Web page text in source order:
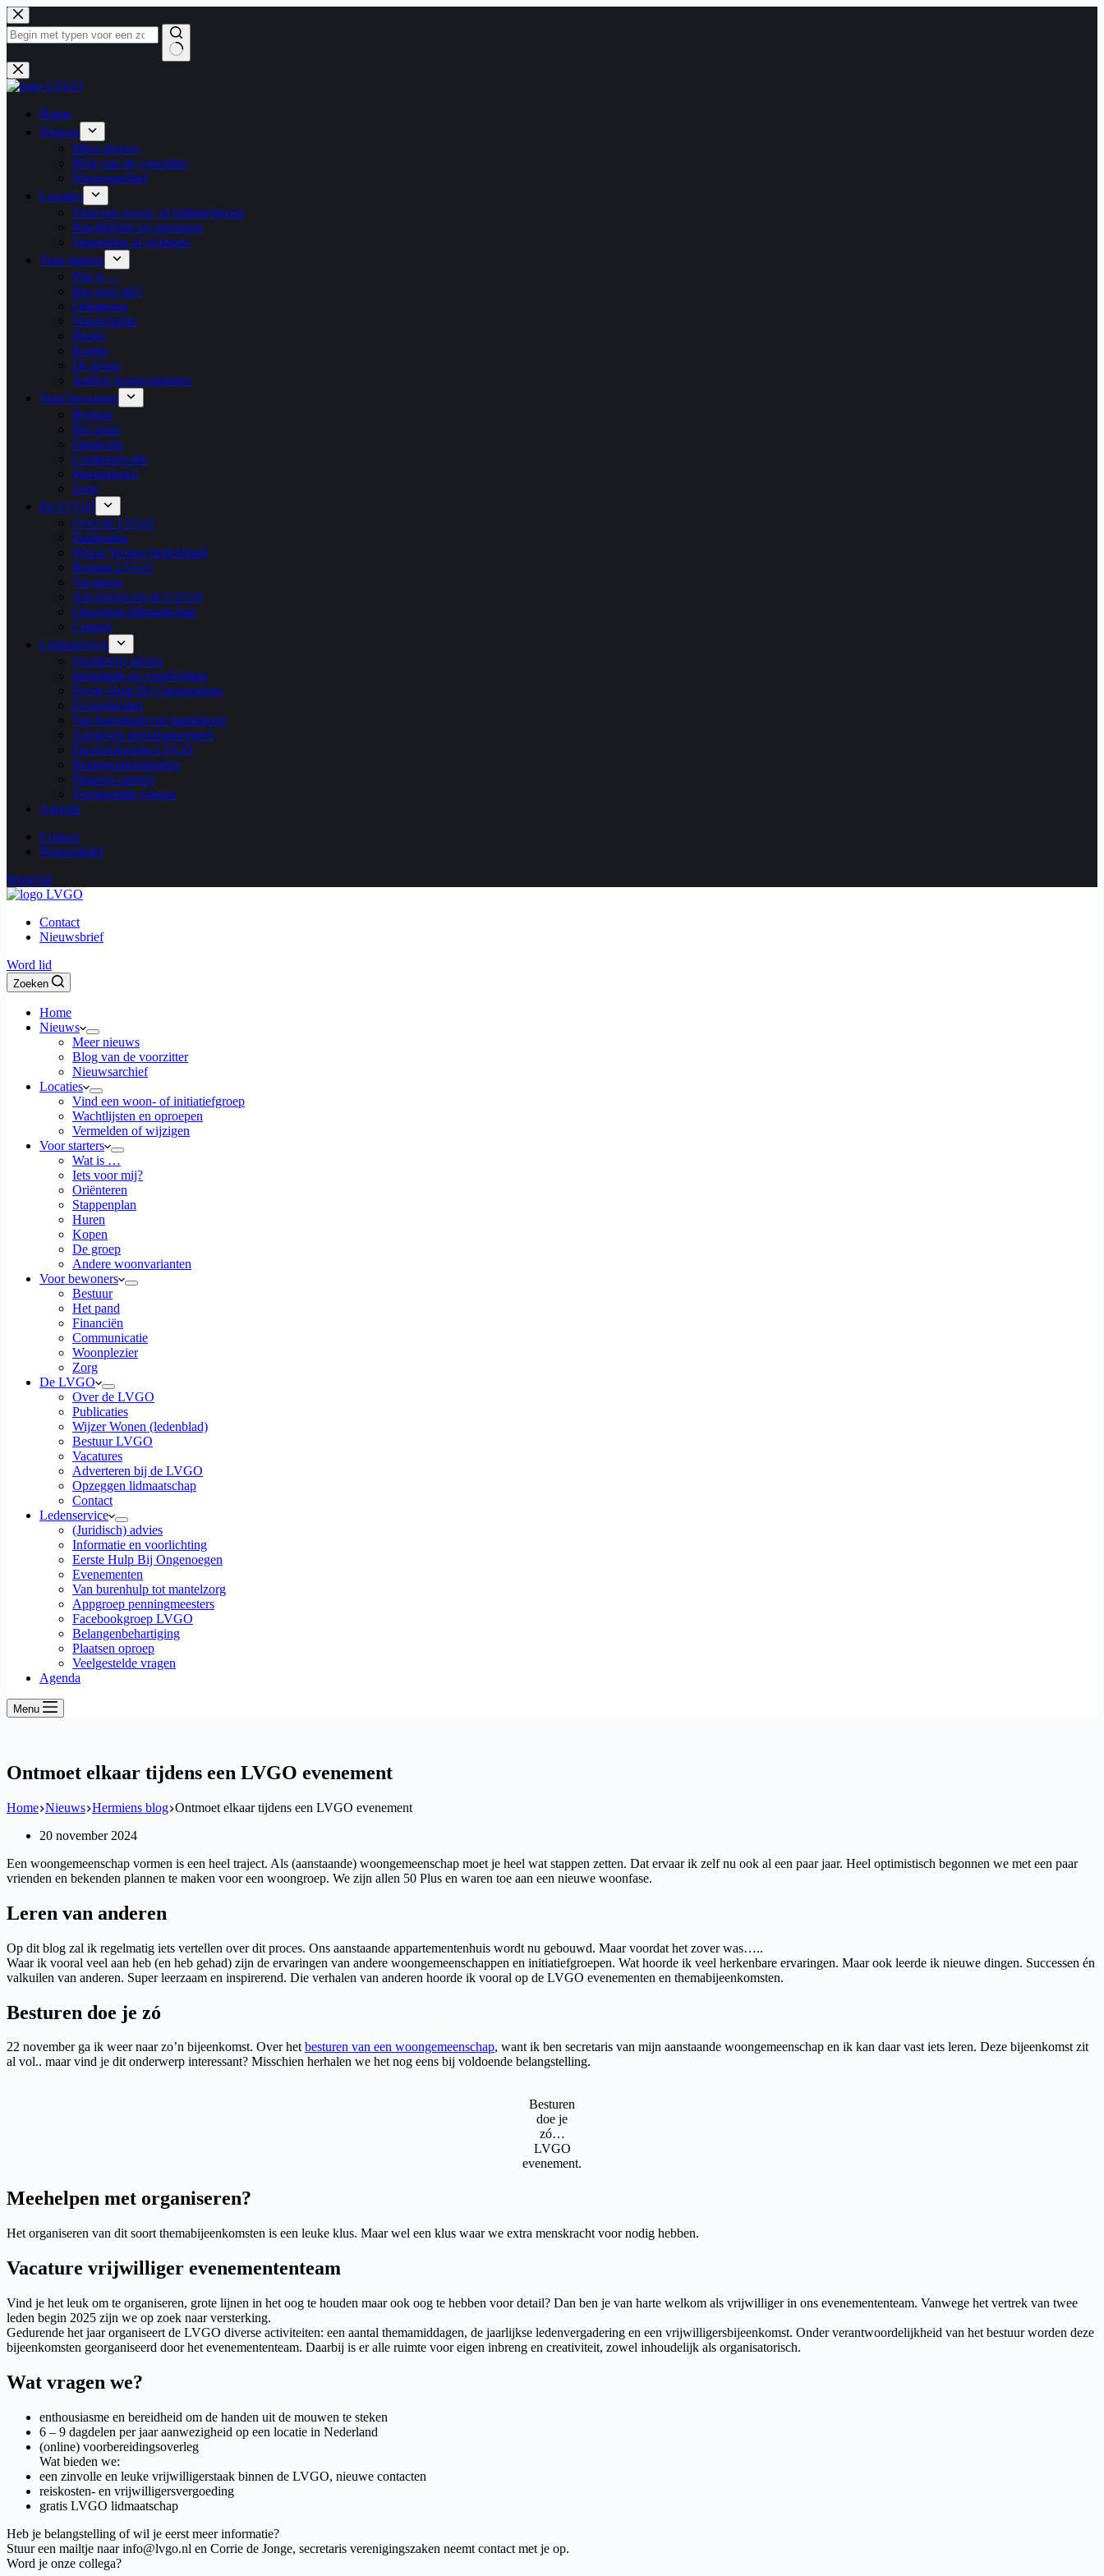
Ga
naar
de
Geen
resultaten
Home
Nieuws
Meer nieuws
Blog van de voorzitter
Nieuwsarchief
Locaties
Vind een woon- of initiatiefgroep
Wachtlijsten en oproepen
Vermelden of wijzigen
Voor starters
Wat is …
Iets voor mij?
Oriënteren
Stappenplan
Huren
Kopen
De groep
Andere woonvarianten
Voor bewoners
Bestuur
Het pand
Financiën
Communicatie
Woonplezier
Zorg
De LVGO
Over de LVGO
Publicaties
Wijzer Wonen (ledenblad)
Bestuur LVGO
Vacatures
Adverteren bij de LVGO
Opzeggen lidmaatschap
Contact
Ledenservice
(Juridisch) advies
Informatie en voorlichting
Eerste Hulp Bij Ongenoegen
Evenementen
Van burenhulp tot mantelzorg
Appgroep penningmeesters
Facebookgroep LVGO
Belangenbehartiging
Plaatsen oproep
Veelgestelde vragen
Agenda
Contact
Nieuwsbrief
Word lid
Contact
Nieuwsbrief
Word lid
Zoeken
Home
Nieuws
Meer nieuws
Blog van de voorzitter
Nieuwsarchief
Locaties
Vind een woon- of initiatiefgroep
Wachtlijsten en oproepen
Vermelden of wijzigen
Voor starters
Wat is …
Iets voor mij?
Oriënteren
Stappenplan
Huren
Kopen
De groep
Andere woonvarianten
Voor bewoners
Bestuur
Het pand
Financiën
Communicatie
Woonplezier
Zorg
De LVGO
Over de LVGO
Publicaties
Wijzer Wonen (ledenblad)
Bestuur LVGO
Vacatures
Adverteren bij de LVGO
Opzeggen lidmaatschap
Contact
Ledenservice
(Juridisch) advies
Informatie en voorlichting
Eerste Hulp Bij Ongenoegen
Evenementen
Van burenhulp tot mantelzorg
Appgroep penningmeesters
Facebookgroep LVGO
Belangenbehartiging
Plaatsen oproep
Veelgestelde vragen
Agenda
Menu
Ontmoet elkaar tijdens een LVGO evenement
Home Nieuws Hermiens blog Ontmoet elkaar tijdens een LVGO evenement
20 november 2024
Een woongemeenschap vormen is een heel traject. Als (aanstaande) woongemeenschap moet je heel wat stappen zetten. Dat ervaar ik zelf nu ook al een paar jaar. Heel optimistisch begonnen we met een paar
vrienden en bekenden plannen te maken voor een woongroep. We zijn allen 50 Plus en waren toe aan een nieuwe woonfase.
Leren van anderen
Op dit blog zal ik regelmatig iets vertellen over dit proces. Ons aanstaande appartementenhuis wordt nu gebouwd. Maar voordat het zover was…..
Waar ik vooral veel aan heb (en heb gehad) zijn de ervaringen van andere woongemeenschappen en initiatiefgroepen. Wat hoorde ik veel herkenbare ervaringen. Maar ook leerde ik nieuwe dingen. Successen én
valkuilen van anderen. Super leerzaam en inspirerend. Die verhalen van anderen hoorde ik vooral op de LVGO evenementen en themabijeenkomsten.
Besturen doe je zó
22 november ga ik weer naar zo’n bijeenkomst. Over hetbesturen van een woongemeenschap, want ik ben secretaris van mijn aanstaande woongemeenschap en ik kan daar vast iets leren. Deze bijeenkomst zit
al vol.. maar vind je dit onderwerp interessant? Misschien herhalen we het nog eens bij voldoende belangstelling.
Besturen
doe je
zó…
LVGO
evenement.
Meehelpen met organiseren?
Het organiseren van dit soort themabijeenkomsten is een leuke klus. Maar wel een klus waar we extra menskracht voor nodig hebben.
Vacature vrijwilliger evenemententeam
Vind je het leuk om te organiseren, grote lijnen in het oog te houden maar ook oog te hebben voor detail? Dan ben je van harte welkom als vrijwilliger in ons evenemententeam. Vanwege het vertrek van twee
leden begin 2025 zijn we op zoek naar versterking.
Gedurende het jaar organiseert de LVGO diverse activiteiten: een aantal themamiddagen, de jaarlijkse ledenvergadering en een vrijwilligersbijeenkomst. Onder verantwoordelijkheid van het bestuur worden deze
bijeenkomsten georganiseerd door het evenemententeam. Daarbij is er alle ruimte voor eigen inbreng en creativiteit, zowel inhoudelijk als organisatorisch.
Wat vragen we?
enthousiasme en bereidheid om de handen uit de mouwen te steken
6 – 9 dagdelen per jaar aanwezigheid op een locatie in Nederland
(online) voorbereidingsoverleg
Wat bieden we:
een zinvolle en leuke vrijwilligerstaak binnen de LVGO, nieuwe contacten
reiskosten- en vrijwilligersvergoeding
gratis LVGO lidmaatschap
Heb je belangstelling of wil je eerst meer informatie?
Stuur een mailtje naar info@lvgo.nl en Corrie de Jonge, secretaris verenigingszaken neemt contact met je op.
Word je onze collega?